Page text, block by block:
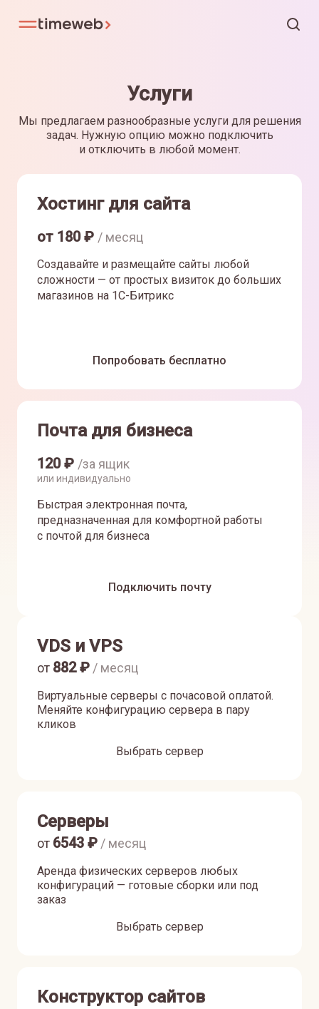
Услуги
Мы предлагаем разнообразные услуги для решения
задач. Нужную опцию можно подключить
и отключить в любой момент.
Хостинг для сайта
от 180₽ / месяц
Создавайте и размещайте сайты любой
сложности — от простых визиток до больших
магазинов на 1С-Битрикс
Попробовать бесплатно
Почта для бизнеса
120₽ /за ящик
или индивидуально
Быстрая электронная почта,
предназначенная для комфортной работы
с почтой для бизнеса
Подключить почту
VDS и VPS
Виртуальные серверы с почасовой оплатой.
Меняйте конфигурацию сервера в пару
кликов
от 882₽ / месяц
Выбрать сервер
Серверы
Аренда физических серверов любых
конфигураций — готовые сборки или под
заказ
от 6543 ₽ / месяц
Выбрать сервер
Конструктор сайтов